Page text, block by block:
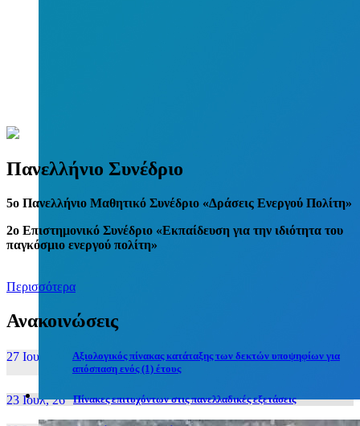
Πανελλήνιο Συνέδριο
5o Πανελλήνιο Μαθητικό Συνέδριο «Δράσεις Ενεργού Πολίτη»
2ο Επιστημονικό Συνέδριο «Εκπαίδευση για την ιδιότητα του
παγκόσμιο ενεργού πολίτη»
Περισσότερα
Ανακοινώσεις
27 Ιουν, 26
Αξιολογικός πίνακας κατάταξης των δεκτών υποψηφίων για
απόσπαση ενός (1) έτους
23 Ιουλ, 26 Πίνακες επιτυχόντων στις πανελλαδικές εξετάσεις